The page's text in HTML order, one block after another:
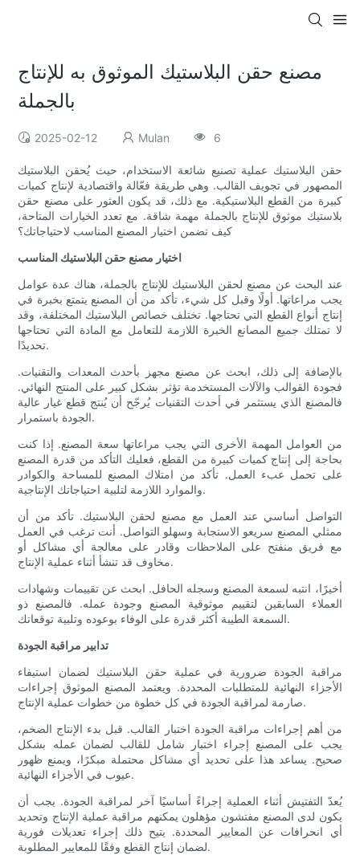
مصنع حقن البلاستيك الموثوق به للإنتاج
بالجملة
2025-02-12 Mulan 6
حقن البلاستيك عملية تصنيع شائعة الاستخدام، حيث يُحقن البلاستيك
المصهور في تجويف القالب. وهي طريقة فعّالة واقتصادية لإنتاج كميات
كبيرة من القطع البلاستيكية. مع ذلك، قد يكون العثور على مصنع حقن
بلاستيك موثوق للإنتاج بالجملة مهمة شاقة. مع تعدد الخيارات المتاحة،
كيف تضمن اختيار المصنع المناسب لاحتياجاتك؟
اختيار مصنع حقن البلاستيك المناسب
عند البحث عن مصنع لحقن البلاستيك للإنتاج بالجملة، هناك عدة عوامل
يجب مراعاتها. أولًا وقبل كل شيء، تأكد من أن المصنع يتمتع بخبرة في
إنتاج أنواع القطع التي تحتاجها. تختلف خصائص البلاستيك المختلفة، وقد
لا تمتلك جميع المصانع الخبرة اللازمة للتعامل مع المادة التي تحتاجها
تحديدًا.
بالإضافة إلى ذلك، ابحث عن مصنع مجهز بأحدث المعدات والتقنيات.
فجودة القوالب والآلات المستخدمة تؤثر بشكل كبير على المنتج النهائي.
فالمصنع الذي يستثمر في أحدث التقنيات يُرجّح أن يُنتج قطع غيار عالية
الجودة باستمرار.
من العوامل المهمة الأخرى التي يجب مراعاتها سعة المصنع. إذا كنت
بحاجة إلى إنتاج كميات كبيرة من القطع، فعليك التأكد من قدرة المصنع
على تحمل عبء العمل. تأكد من امتلاك المصنع للمساحة والكوادر
والموارد اللازمة لتلبية احتياجاتك الإنتاجية.
التواصل أساسي عند العمل مع مصنع لحقن البلاستيك. تأكد من أن
ممثلي المصنع سريعو الاستجابة وسهلو التواصل. أنت ترغب في العمل
مع فريق منفتح على الملاحظات وقادر على معالجة أي مشاكل أو
مخاوف قد تنشأ أثناء عملية الإنتاج.
أخيرًا، انتبه لسمعة المصنع وسجله الحافل. ابحث عن تقييمات وشهادات
العملاء السابقين لتقييم موثوقية المصنع وجودة عمله. فالمصنع ذو
السمعة الطيبة أكثر قدرة على الوفاء بوعوده وتلبية توقعاتك.
تدابير مراقبة الجودة
مراقبة الجودة ضرورية في عملية حقن البلاستيك لضمان استيفاء
الأجزاء النهائية للمتطلبات المحددة. ويعتمد المصنع الموثوق إجراءات
صارمة لمراقبة الجودة في كل خطوة من خطوات عملية الإنتاج.
من أهم إجراءات مراقبة الجودة اختبار القالب. قبل بدء الإنتاج الضخم،
يجب على المصنع إجراء اختبار شامل للقالب لضمان عمله بشكل
صحيح. يساعد هذا على تحديد أي مشاكل محتملة مبكرًا، ويمنع ظهور
عيوب في الأجزاء النهائية.
يُعدّ التفتيش أثناء العملية إجراءً أساسيًا آخر لمراقبة الجودة. يجب أن
يكون لدى المصنع مفتشون مؤهلون يمكنهم مراقبة عملية الإنتاج وتحديد
أي انحرافات عن المعايير المحددة. يتيح ذلك إجراء تعديلات فورية
لضمان إنتاج القطع وفقًا للمعايير المطلوبة.